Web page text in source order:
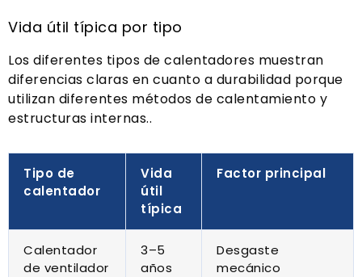
Vida útil típica por tipo
Los diferentes tipos de calentadores muestran
diferencias claras en cuanto a durabilidad porque
utilizan diferentes métodos de calentamiento y
estructuras internas..
Tipo de
calentador
Vida
útil
típica
Factor principal
Calentador
de ventilador
3–5
años
Desgaste
mecánico